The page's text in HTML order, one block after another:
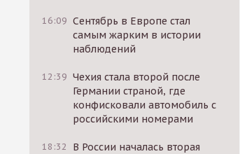
16:09 Сентябрь в Европе стал
самым жарким в истории
наблюдений
12:39 Чехия стала второй после
Германии страной, где
конфисковали автомобиль с
российскими номерами
18:32
В России началась вторая